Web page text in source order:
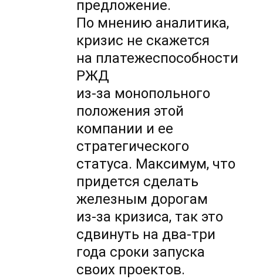
предложение.
По мнению аналитика,
кризис не скажется
на платежеспособности
РЖД
из-за монопольного
положения этой
компании и ее
стратегического
статуса. Максимум, что
придется сделать
железным дорогам
из-за кризиса, так это
сдвинуть на два-три
года сроки запуска
своих проектов.